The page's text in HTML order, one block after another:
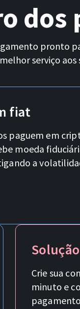
dos
pronto
serviço aos
fiat
paguem em
moeda
a
Solução
Crie sua
minuto e